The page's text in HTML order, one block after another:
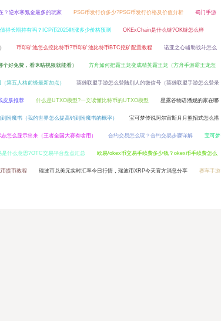
？逆水寒氪金最多的玩家 PSG币发行价多少?PSG币发行价格及价值分析 蜀门手游
值得长期持有吗？ICP币2025能涨多少价格预测 OKExChain是什么链?OK链怎么样
币印矿池怎么挖比特币?币印矿池比特币BTC挖矿配置教程 诺亚之心辅助战斗怎么
好免费，看咪咕视频就能看） 方舟如何把霸王龙变成精英霸王龙（方舟手游霸王龙怎
第五人格前锋最新加点） 英雄联盟手游怎么登陆别人的微信号（英雄联盟手游怎么登录
皮肤推荐 什么是UTXO模型?一文读懂比特币的UTXO模型 星露谷物语潘妮的家在哪
附魔书（我的世界怎么提高钓到附魔书的概率） 宝可梦传说阿尔宙斯月月熊招式怎么搭
怎么显示出来（王者全国大赛有啥用） 合约交易怎么玩？合约交易步骤详解 宝可梦
是什么意思?OTC交易平台盘点汇总 欧易/okex币交易手续费多少钱？okex币手续费怎么
提币教程 瑞波币兑美元实时汇率今日行情，瑞波币XRP今天官方消息分享 赛车手游